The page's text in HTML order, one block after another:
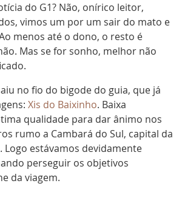
do G1? Não, onírico leitor,
vimos um por um sair do mato e
menos até o dono, o resto é
Mas se for sonho, melhor não
no fio do bigode do guia, que já
Xis do Baixinho. Baixa
qualidade para dar ânimo nos
rumo a Cambará do Sul, capital da
Logo estávamos devidamente
perseguir os objetivos
da viagem.